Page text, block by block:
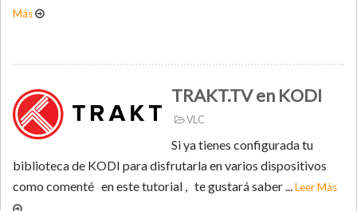
Más
TRAKT.TV en KODI
VLC
Si ya tienes configurada tu
biblioteca de KODI para disfrutarla en varios dispositivos
como comenté en este tutorial , te gustará saber ...Leer Más